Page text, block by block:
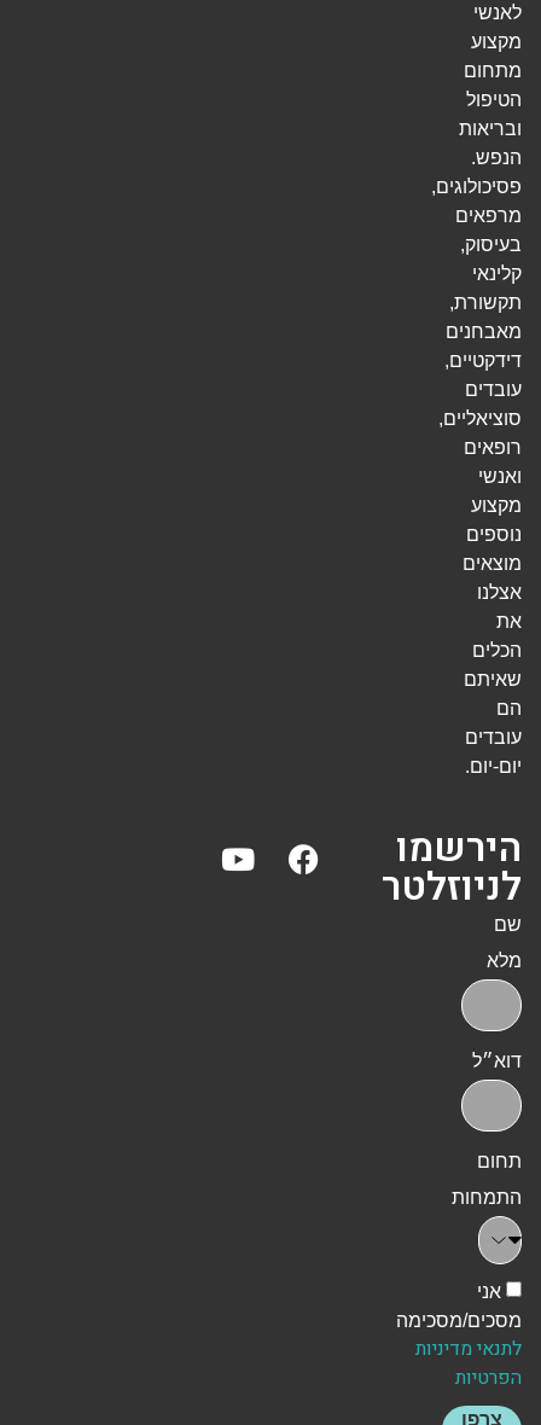
לאנשי
מקצוע
מתחום
הטיפול
ובריאות
הנפש.
פסיכולוגים,
מרפאים
בעיסוק,
קלינאי
תקשורת,
מאבחנים
דידקטיים,
עובדים
סוציאליים,
רופאים
ואנשי
מקצוע
נוספים
מוצאים
אצלנו
את
הכלים
שאיתם
הם
עובדים
יום-יום.
הירשמו
לניוזלטר
שם
מלא
דוא״ל
תחום
התמחות
אני
מסכים/מסכימה
לתנאי מדיניות
הפרטיות
צרפו